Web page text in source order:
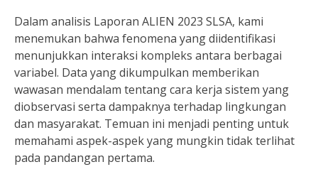
Dalam analisis Laporan ALIEN 2023 SLSA, kami
menemukan bahwa fenomena yang diidentifikasi
menunjukkan interaksi kompleks antara berbagai
variabel. Data yang dikumpulkan memberikan
wawasan mendalam tentang cara kerja sistem yang
diobservasi serta dampaknya terhadap lingkungan
dan masyarakat. Temuan ini menjadi penting untuk
memahami aspek-aspek yang mungkin tidak terlihat
pada pandangan pertama.